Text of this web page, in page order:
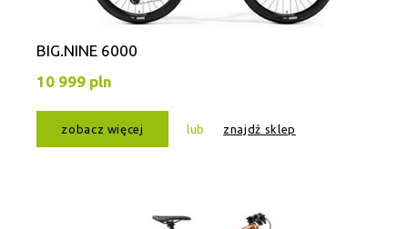
BIG.NINE 6000
10 999 pln
zobacz więcej lub znajdź sklep